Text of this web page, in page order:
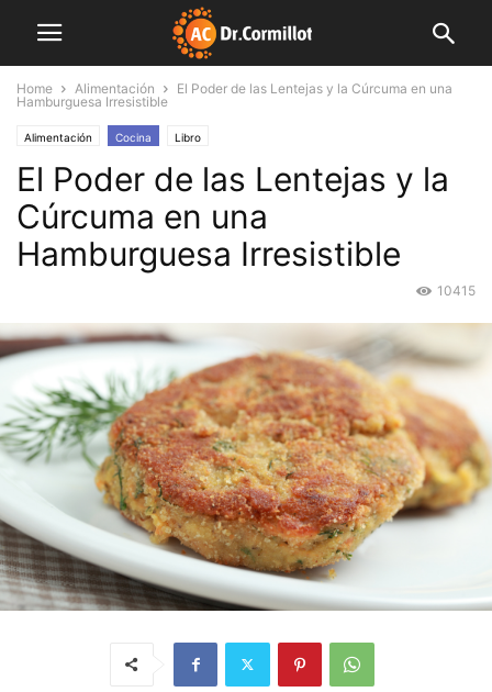
Home Alimentación
El Poder de las Lentejas y la Cúrcuma en una
Hamburguesa Irresistible
Alimentación Cocina Libro
El Poder de las Lentejas y la
Cúrcuma en una
Hamburguesa Irresistible
10415